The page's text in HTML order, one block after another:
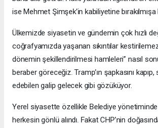
ise Mehmet Şimşek’in kabiliyetine
Ülkemizde siyasetin ve gündemin çok hızlı
coğrafyamızda yaşanan sıkıntılar
dönemin şekillendirilmesi hamleleri” nasıl
beraber göreceğiz. Tramp’ın şapkasını kapıp,
edebilen galip gelecek gibi gözüküyor.
Yerel siyasette özellikle Belediye yönetiminde
herkesin gönlü alındı. Fakat CHP’nin